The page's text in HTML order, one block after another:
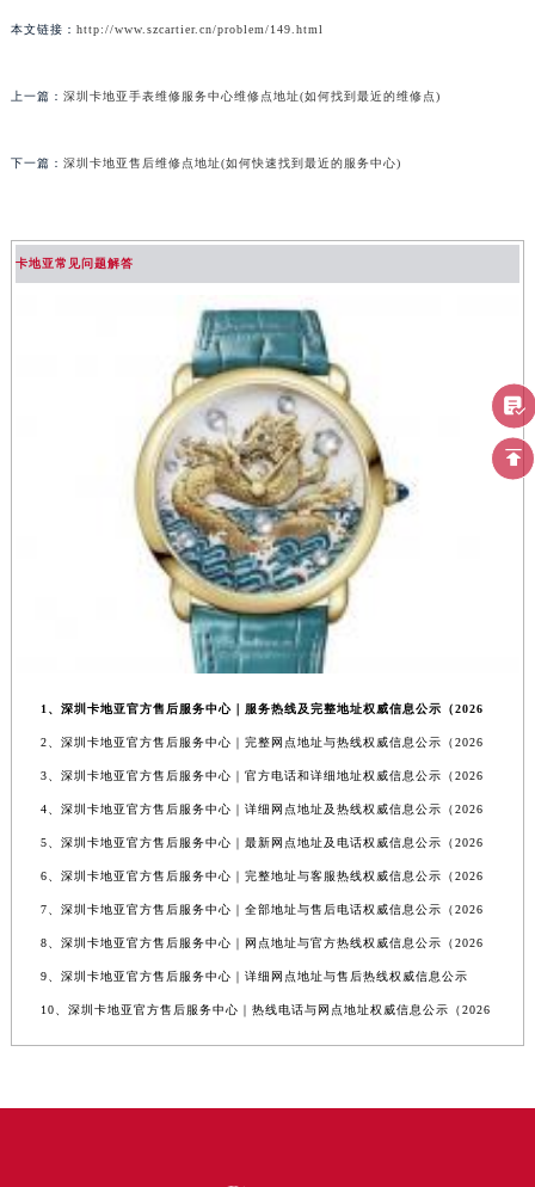
本文链接： http://www.szcartier.cn/problem/149.html
上一篇： 深圳卡地亚手表维修服务中心维修点地址(如何找到最近的维修点)
下一篇： 深圳卡地亚售后维修点地址(如何快速找到最近的服务中心)
卡地亚常见问题解答
1、深圳卡地亚官方售后服务中心｜服务热线及完整地址权威信息公示（2026
2、深圳卡地亚官方售后服务中心｜完整网点地址与热线权威信息公示（2026
3、深圳卡地亚官方售后服务中心｜官方电话和详细地址权威信息公示（2026
4、深圳卡地亚官方售后服务中心｜详细网点地址及热线权威信息公示（2026
5、深圳卡地亚官方售后服务中心｜最新网点地址及电话权威信息公示（2026
6、深圳卡地亚官方售后服务中心｜完整地址与客服热线权威信息公示（2026
7、深圳卡地亚官方售后服务中心｜全部地址与售后电话权威信息公示（2026
8、深圳卡地亚官方售后服务中心｜网点地址与官方热线权威信息公示（2026
9、深圳卡地亚官方售后服务中心｜详细网点地址与售后热线权威信息公示
10、深圳卡地亚官方售后服务中心｜热线电话与网点地址权威信息公示（2026